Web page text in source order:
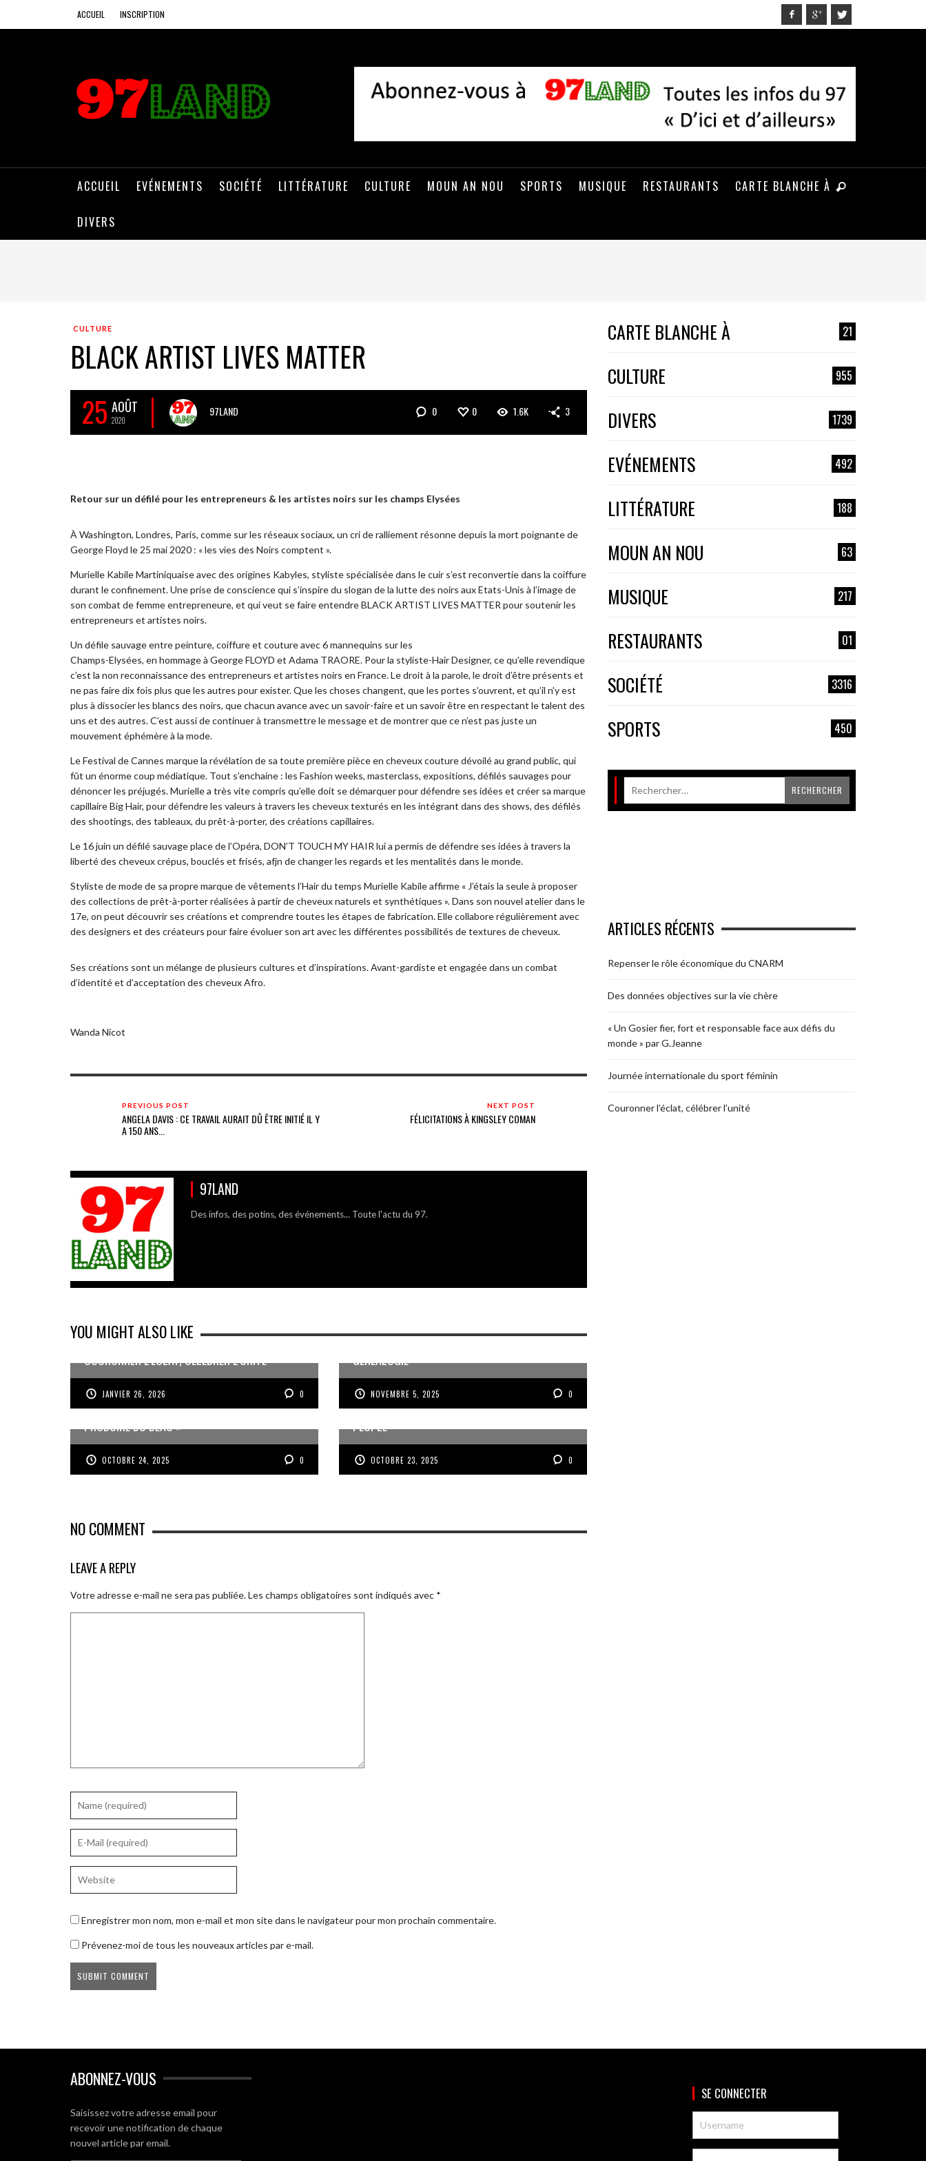
ACCUEIL INSCRIPTION
ACCUEIL EVÉNEMENTS SOCIÉTÉ LITTÉRATURE CULTURE MOUN AN NOU SPORTS MUSIQUE RESTAURANTS CARTE BLANCHE À
DIVERS
CULTURE
BLACK ARTIST LIVES MATTER
25 AOÛT
2020
97LAND 0 0 1.6K 3
Retour sur un défilé pour les entrepreneurs & les artistes noirs sur les champs Elysées
À Washington, Londres, Paris, comme sur les réseaux sociaux, un cri de ralliement résonne depuis la mort poignante de
George Floyd le 25 mai 2020 : « les vies des Noirs comptent ».
Murielle Kabile Martiniquaise avec des origines Kabyles, styliste spécialisée dans le cuir s’est reconvertie dans la coiffure
durant le confinement. Une prise de conscience qui s’inspire du slogan de la lutte des noirs aux Etats-Unis à l’image de
son combat de femme entrepreneure, et qui veut se faire entendre BLACK ARTIST LIVES MATTER pour soutenir les
entrepreneurs et artistes noirs.
Un défile sauvage entre peinture, coiffure et couture avec 6 mannequins sur les
Champs-Elysées, en hommage à George FLOYD et Adama TRAORE. Pour la styliste-Hair Designer, ce qu’elle revendique
c’est la non reconnaissance des entrepreneurs et artistes noirs en France. Le droit à la parole, le droit d’être présents et
ne pas faire dix fois plus que les autres pour exister. Que les choses changent, que les portes s’ouvrent, et qu’il n’y est
plus à dissocier les blancs des noirs, que chacun avance avec un savoir-faire et un savoir être en respectant le talent des
uns et des autres. C’est aussi de continuer à transmettre le message et de montrer que ce n’est pas juste un
mouvement éphémère à la mode.
Le Festival de Cannes marque la révélation de sa toute première pièce en cheveux couture dévoilé au grand public, qui
fût un énorme coup médiatique. Tout s’enchaine : les Fashion weeks, masterclass, expositions, défilés sauvages pour
dénoncer les préjugés. Murielle a très vite compris qu’elle doit se démarquer pour défendre ses idées et créer sa marque
capillaire Big Hair, pour défendre les valeurs à travers les cheveux texturés en les intégrant dans des shows, des défilés
des shootings, des tableaux, du prêt-à-porter, des créations capillaires.
Le 16 juin un défilé sauvage place de l’Opéra, DON’T TOUCH MY HAIR lui a permis de défendre ses idées à travers la
liberté des cheveux crépus, bouclés et frisés, afjn de changer les regards et les mentalités dans le monde.
Styliste de mode de sa propre marque de vêtements l’Hair du temps Murielle Kabile affirme « J’étais la seule à proposer
des collections de prêt-à-porter réalisées à partir de cheveux naturels et synthétiques ». Dans son nouvel atelier dans le
17e, on peut découvrir ses créations et comprendre toutes les étapes de fabrication. Elle collabore régulièrement avec
des designers et des créateurs pour faire évoluer son art avec les différentes possibilités de textures de cheveux.
Ses créations sont un mélange de plusieurs cultures et d’inspirations. Avant-gardiste et engagée dans un combat
d’identité et d’acceptation des cheveux Afro.
Wanda Nicot
PREVIOUS POST
ANGELA DAVIS : CE TRAVAIL AURAIT DÛ ÊTRE INITIÉ IL Y
A 150 ANS...
NEXT POST
FÉLICITATIONS À KINGSLEY COMAN
97LAND
Des infos, des potins, des événements... Toute l'actu du 97.
YOU MIGHT ALSO LIKE
COURONNER L’ÉCLAT, CÉLÉBRER L’UNITÉ
JANVIER 26, 2026 0
GÉNÉALOGIE
NOVEMBRE 5, 2025 0
JEAN-PIERRE VOLET : « L’OBJECTIF EST DE
PRODUIRE DU BEAU »
OCTOBRE 24, 2025 0
VOIX DES ONDES, VOIX DES YOLES, VOIX D’UN
PEUPLE
OCTOBRE 23, 2025 0
NO COMMENT
LEAVE A REPLY
Votre adresse e-mail ne sera pas publiée.Les champs obligatoires sont indiqués avec *
Enregistrer mon nom, mon e-mail et mon site dans le navigateur pour mon prochain commentaire.
Prévenez-moi de tous les nouveaux articles par e-mail.
CARTE BLANCHE À 21
CULTURE 955
DIVERS 1739
EVÉNEMENTS 492
LITTÉRATURE 188
MOUN AN NOU 63
MUSIQUE 217
RESTAURANTS 01
SOCIÉTÉ 3316
SPORTS 450
ARTICLES RÉCENTS
Repenser le rôle économique du CNARM
Des données objectives sur la vie chère
« Un Gosier fier, fort et responsable face aux défis du
monde » par G.Jeanne
Journée internationale du sport féminin
Couronner l’éclat, célébrer l’unité
ABONNEZ-VOUS
Saisissez votre adresse email pour
recevoir une notification de chaque
nouvel article par email.
SE CONNECTER